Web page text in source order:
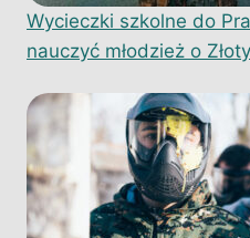
Wycieczki szkolne do
nauczyć młodzież o